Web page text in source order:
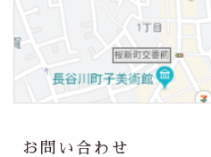
お問い合わせ